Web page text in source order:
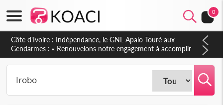
0
Côte d'Ivoire : Indépendance, le GNL Apalo Touré aux
Gendarmes : « Renouvelons notre engagement à accomplir
notre mission avec honneur, discipline, loyauté et
dévouement »